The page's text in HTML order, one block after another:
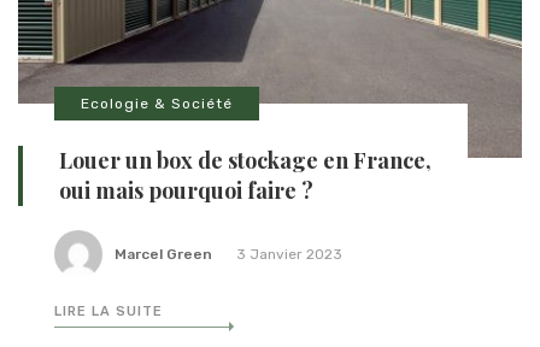
Ecologie & Société
Louer un box de stockage en France,
oui mais pourquoi faire ?
Marcel Green 3 Janvier 2023
LIRE LA SUITE